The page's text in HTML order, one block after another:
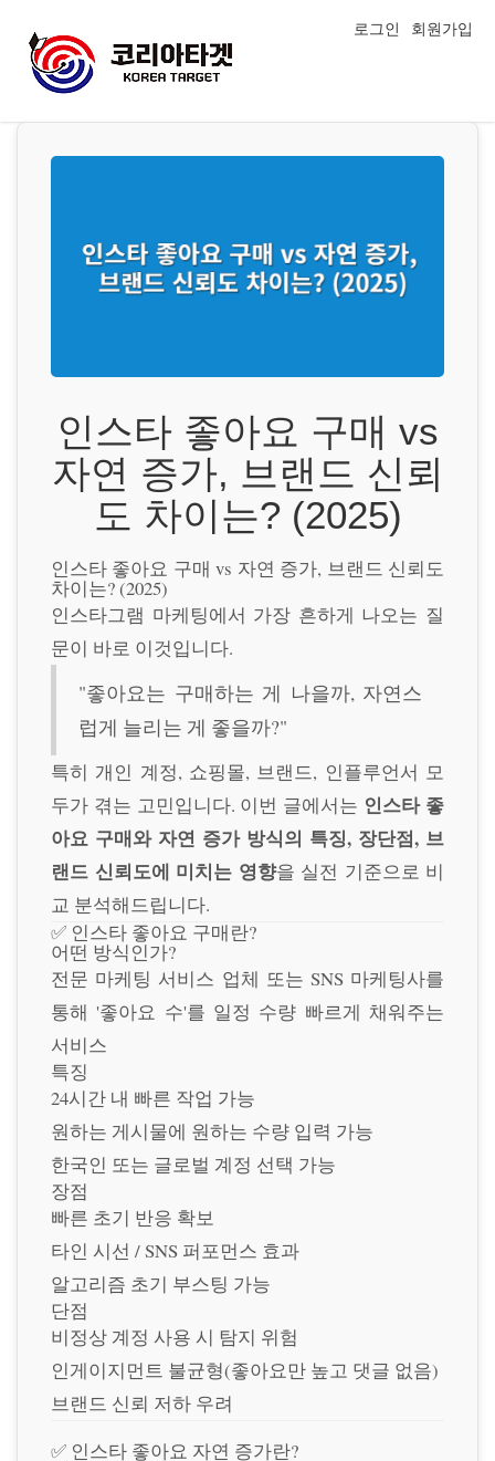
로그인 회원가입
인스타 좋아요 구매 vs
자연 증가, 브랜드 신뢰
도 차이는? (2025)
인스타 좋아요 구매 vs 자연 증가, 브랜드 신뢰도
차이는? (2025)
인스타그램 마케팅에서 가장 흔하게 나오는 질
문이 바로 이것입니다.
"좋아요는 구매하는 게 나을까, 자연스
럽게 늘리는 게 좋을까?"
특히 개인 계정, 쇼핑몰, 브랜드, 인플루언서 모
두가 겪는 고민입니다. 이번 글에서는 인스타 좋
아요 구매와 자연 증가 방식의 특징, 장단점, 브
랜드 신뢰도에 미치는 영향을 실전 기준으로 비
교 분석해드립니다.
✅ 인스타 좋아요 구매란?
어떤 방식인가?
전문 마케팅 서비스 업체 또는 SNS 마케팅사를
통해 '좋아요 수'를 일정 수량 빠르게 채워주는
서비스
특징
24시간 내 빠른 작업 가능
원하는 게시물에 원하는 수량 입력 가능
한국인 또는 글로벌 계정 선택 가능
장점
빠른 초기 반응 확보
타인 시선 / SNS 퍼포먼스 효과
알고리즘 초기 부스팅 가능
단점
비정상 계정 사용 시 탐지 위험
인게이지먼트 불균형(좋아요만 높고 댓글 없음)
브랜드 신뢰 저하 우려
✅ 인스타 좋아요 자연 증가란?